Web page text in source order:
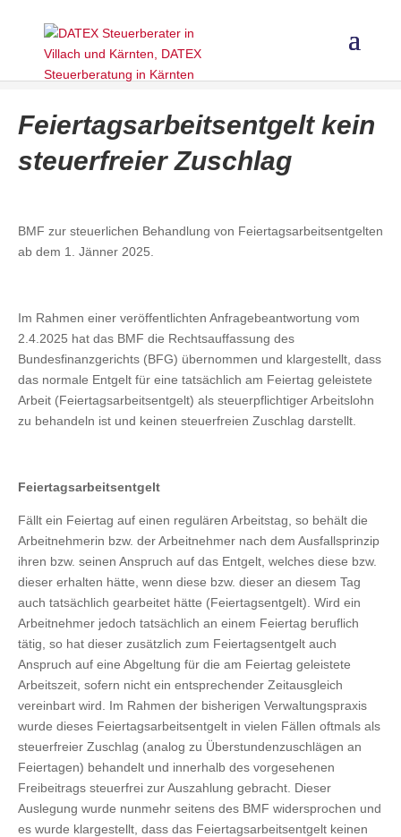
Feiertagsarbeitsentgelt kein
steuerfreier Zuschlag
BMF zur steuerlichen Behandlung von Feiertagsarbeitsentgelten
ab dem 1. Jänner 2025.
Im Rahmen einer veröffentlichten Anfragebeantwortung vom
2.4.2025 hat das BMF die Rechtsauffassung des
Bundesfinanzgerichts (BFG) übernommen und klargestellt, dass
das normale Entgelt für eine tatsächlich am Feiertag geleistete
Arbeit (Feiertagsarbeitsentgelt) als steuerpflichtiger Arbeitslohn
zu behandeln ist und keinen steuerfreien Zuschlag darstellt.
Feiertagsarbeitsentgelt
Fällt ein Feiertag auf einen regulären Arbeitstag, so behält die
Arbeitnehmerin bzw. der Arbeitnehmer nach dem Ausfallsprinzip
ihren bzw. seinen Anspruch auf das Entgelt, welches diese bzw.
dieser erhalten hätte, wenn diese bzw. dieser an diesem Tag
auch tatsächlich gearbeitet hätte (Feiertagsentgelt). Wird ein
Arbeitnehmer jedoch tatsächlich an einem Feiertag beruflich
tätig, so hat dieser zusätzlich zum Feiertagsentgelt auch
Anspruch auf eine Abgeltung für die am Feiertag geleistete
Arbeitszeit, sofern nicht ein entsprechender Zeitausgleich
vereinbart wird. Im Rahmen der bisherigen Verwaltungspraxis
wurde dieses Feiertagsarbeitsentgelt in vielen Fällen oftmals als
steuerfreier Zuschlag (analog zu Überstundenzuschlägen an
Feiertagen) behandelt und innerhalb des vorgesehenen
Freibeitrags steuerfrei zur Auszahlung gebracht. Dieser
Auslegung wurde nunmehr seitens des BMF widersprochen und
es wurde klargestellt, dass das Feiertagsarbeitsentgelt keinen